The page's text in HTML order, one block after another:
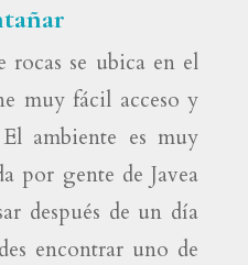
rocas se ubica en el
muy fácil acceso y
ambiente es muy
por gente de Javea
después de un día
encontrar uno de